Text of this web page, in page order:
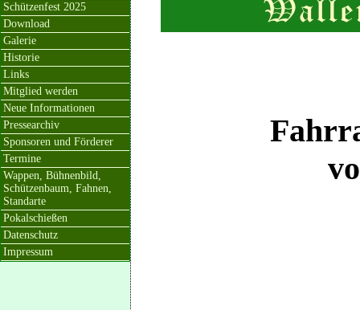
Schützenfest 2025
Download
Galerie
Historie
Links
Mitglied werden
Neue Informationen
Pressearchiv
Sponsoren und Förderer
Termine
Wappen, Bühnenbild,
Schützenbaum, Fahnen,
Standarte
Pokalschießen
Datenschutz
Impressum